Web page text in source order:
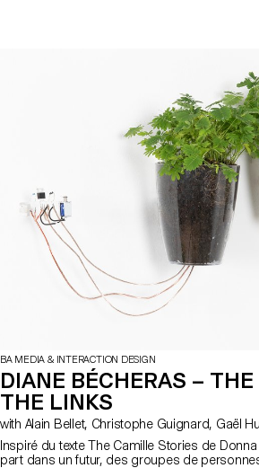
BA MEDIA & INTERACTION DESIGN
DIANE BÉCHERAS –
THE LINKS
with Alain Bellet, Christophe Guignard, Gaël
Inspiré du texte The Camille Stories de
part dans un futur, des groupes de